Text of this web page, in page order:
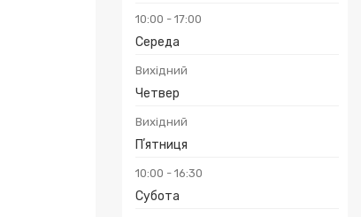
10:00 17:00
Середа
Вихідний
Четвер
Вихідний
Пʼятниця
10:00 16:30
Субота